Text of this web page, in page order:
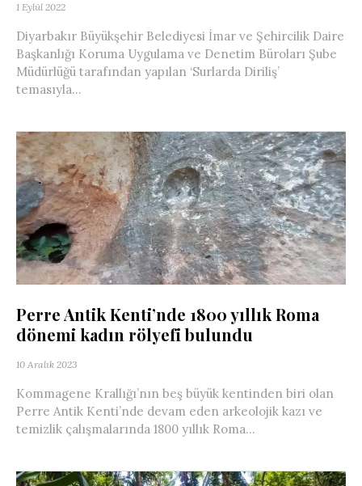
1 Eylül 2022
Diyarbakır Büyükşehir Belediyesi İmar ve Şehircilik Daire
Başkanlığı Koruma Uygulama ve Denetim Büroları Şube
Müdürlüğü tarafından yapılan ‘Surlarda Diriliş’
temasıyla...
Perre Antik Kenti’nde 1800 yıllık Roma
dönemi kadın rölyefi bulundu
10 Aralık 2023
Kommagene Krallığı’nın beş büyük kentinden biri olan
Perre Antik Kenti’nde devam eden arkeolojik kazı ve
temizlik çalışmalarında 1800 yıllık Roma...